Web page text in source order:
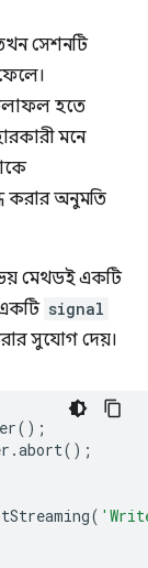
সেশনটি
হতে
মনে
করার অনুমতি
মেথডই একটি
একটি signal
সুযোগ দেয়।
();
.abort();
(